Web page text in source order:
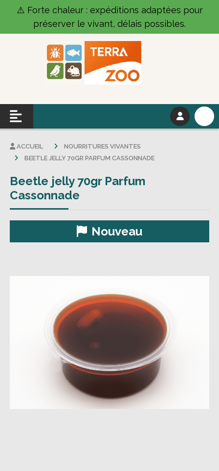
⚠️ Forte chaleur : expéditions adaptées pour
préserver le vivant, délais possibles.
ACCUEIL
NOURRITURES VIVANTES
BEETLE JELLY 70GR PARFUM CASSONNADE
Beetle jelly 70gr Parfum
Cassonnade
Nouveau